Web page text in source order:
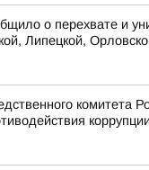
о перехвате и
Липецкой,
комитета